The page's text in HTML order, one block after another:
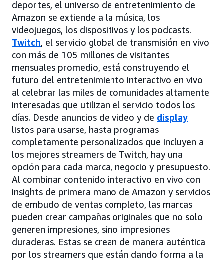
deportes, el universo de entretenimiento de
Amazon se extiende a la música, los
videojuegos, los dispositivos y los podcasts.
Twitch, el servicio global de transmisión en vivo
con más de 105 millones de visitantes
mensuales promedio, está construyendo el
futuro del entretenimiento interactivo en vivo
al celebrar las miles de comunidades altamente
interesadas que utilizan el servicio todos los
días. Desde anuncios de video y de display
listos para usarse, hasta programas
completamente personalizados que incluyen a
los mejores streamers de Twitch, hay una
opción para cada marca, negocio y presupuesto.
Al combinar contenido interactivo en vivo con
insights de primera mano de Amazon y servicios
de embudo de ventas completo, las marcas
pueden crear campañas originales que no solo
generen impresiones, sino impresiones
duraderas. Estas se crean de manera auténtica
por los streamers que están dando forma a la